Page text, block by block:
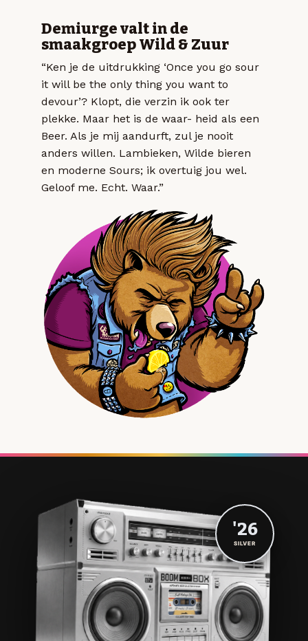
Demiurge valt in de
smaakgroep Wild & Zuur
“Ken je de uitdrukking ‘Once you go sour
it will be the only thing you want to
devour’? Klopt, die verzin ik ook ter
plekke. Maar het is de waar- heid als een
Beer. Als je mij aandurft, zul je nooit
anders willen. Lambieken, Wilde bieren
en moderne Sours; ik overtuig jou wel.
Geloof me. Echt. Waar.”
'26
SILVER